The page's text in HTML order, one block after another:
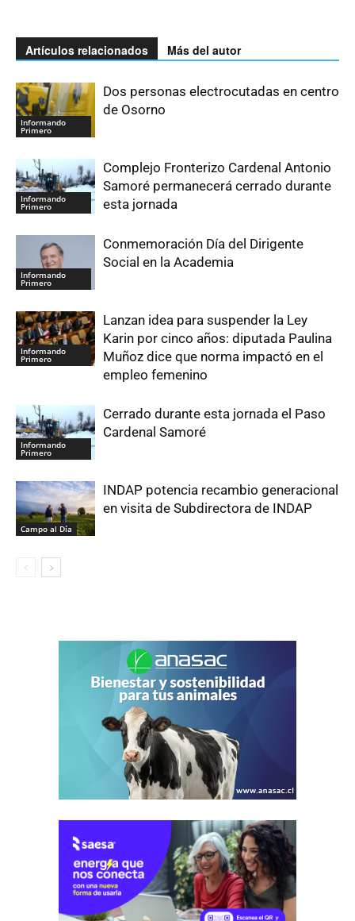
Artículos relacionados Más del autor
Informando
Primero
Dos personas electrocutadas en centro
de Osorno
Informando
Primero
Complejo Fronterizo Cardenal Antonio
Samoré permanecerá cerrado durante
esta jornada
Informando
Primero
Conmemoración Día del Dirigente
Social en la Academia
Informando
Primero
Lanzan idea para suspender la Ley
Karin por cinco años: diputada Paulina
Muñoz dice que norma impactó en el
empleo femenino
Informando
Primero
Cerrado durante esta jornada el Paso
Cardenal Samoré
Campo al Día
INDAP potencia recambio generacional
en visita de Subdirectora de INDAP